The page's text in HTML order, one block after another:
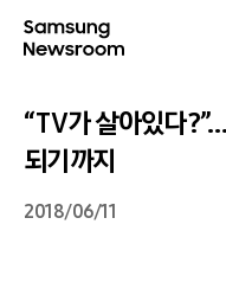
“TV가 살아있다
되기까지
2018/06/11